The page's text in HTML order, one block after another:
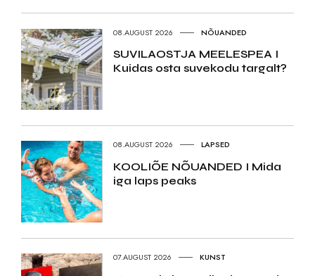
08.AUGUST 2026 NÕUANDED
SUVILAOSTJA MEELESPEA I
Kuidas osta suvekodu targalt?
08.AUGUST 2026 LAPSED
KOOLIÕE NÕUANDED I Mida
iga laps peaks
07.AUGUST 2026 KUNST